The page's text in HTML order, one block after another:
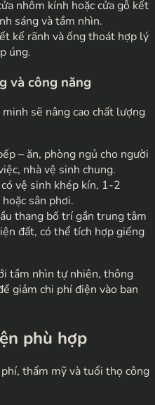
nhôm kính hoặc cửa gỗ kết
sáng và tầm nhìn.
kế rãnh và ống thoát hợp lý
úng.
và công năng
sẽ nâng cao chất lượng
– ăn, phòng ngủ cho người
nhà vệ sinh chung.
vệ sinh khép kín, 1-2
sân phơi.
thang bố trí gần trung tâm
đất, có thể tích hợp giếng
tầm nhìn tự nhiên, thông
giảm chi phí điện vào ban
phù hợp
thẩm mỹ và tuổi thọ công